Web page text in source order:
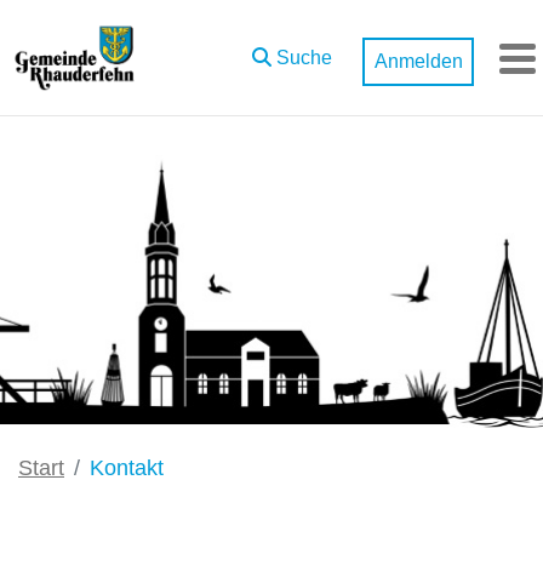
Zum Hauptinhalt springen
Suche Anmelden
Start Kontakt